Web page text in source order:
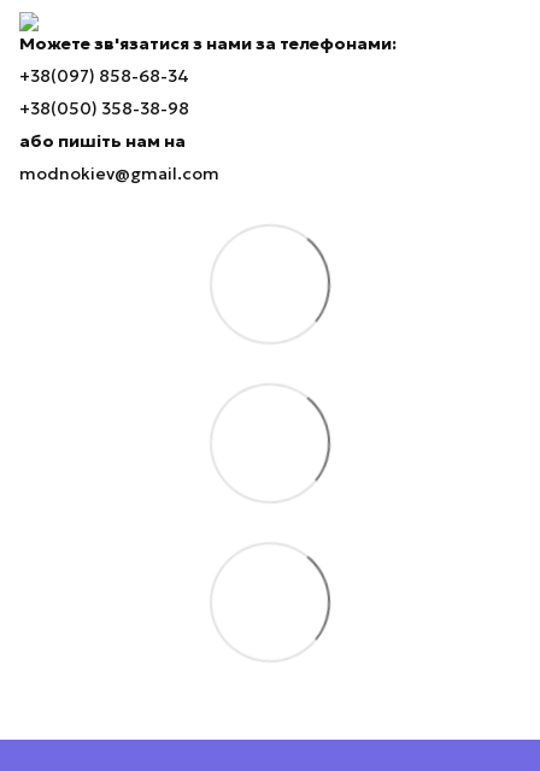
Можете зв'язатися з нами за телефонами:
+38(097) 858-68-34
+38(050) 358-38-98
або пишіть нам на
modnokiev@gmail.com